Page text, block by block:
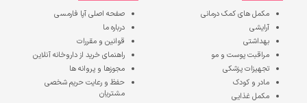
مکمل های کمک درمانی
آرایشی
بهداشتی
مراقبت پوست و مو
تجهیزات پزشکی
مادر و کودک
مکمل غذایی
صفحه اصلیآپا فارمسی
درباره ما
قوانین و مقررات
راهنمای خرید از داروخانه آنلاین
مجوزها و پروانه ها
حفظ و رعایت حریم شخصی
مشتریان